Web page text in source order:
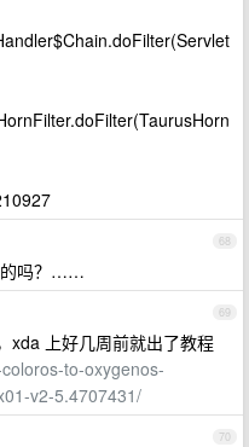
68
的吗？……
69
xda 上好几周前就出了教程
to-oxygenos-
v2-5.4707431/
70